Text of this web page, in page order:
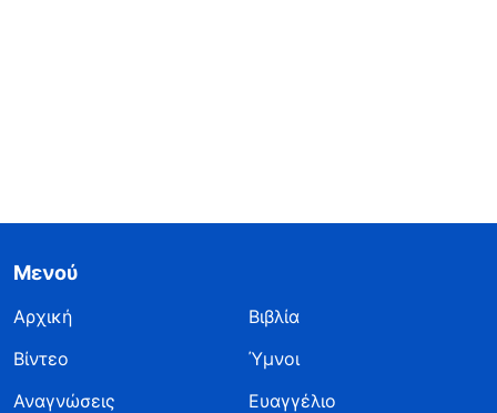
Μενού
Αρχική
Βιβλία
Βίντεο
Ύμνοι
Αναγνώσεις
Ευαγγέλιο